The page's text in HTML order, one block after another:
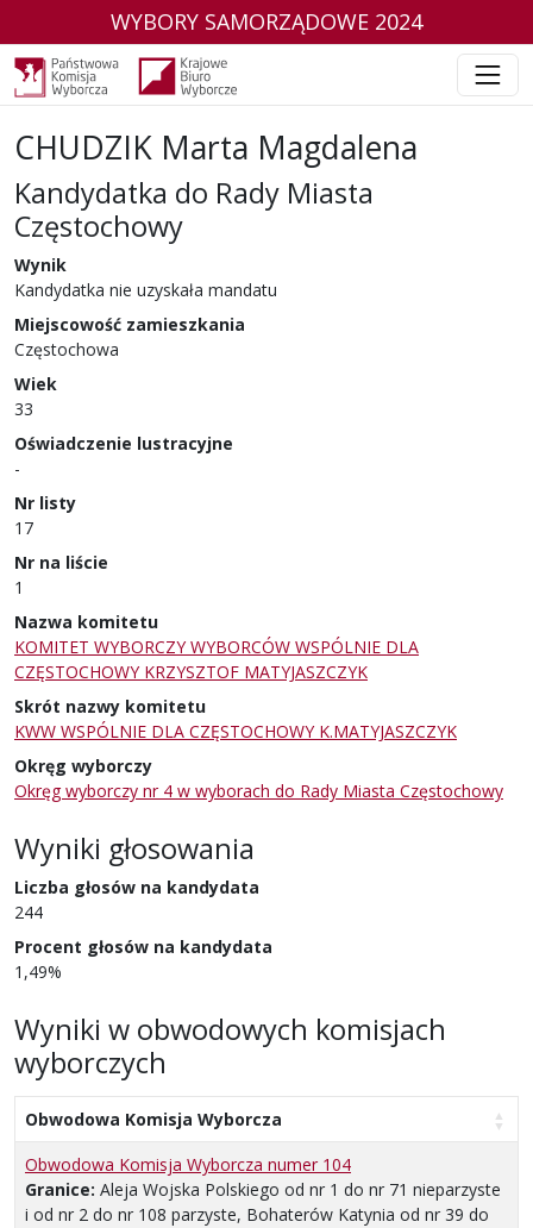
WYBORY SAMORZĄDOWE 2024
CHUDZIK Marta Magdalena
Kandydatka do Rady Miasta
Częstochowy
w wyborach samorządowych w 2024 r.
Wynik
Kandydatka nie uzyskała mandatu
Miejscowość zamieszkania
Częstochowa
Wiek
33
Oświadczenie lustracyjne
-
Nr listy
17
Nr na liście
1
Nazwa komitetu
KOMITET WYBORCZY WYBORCÓW WSPÓLNIE DLA
CZĘSTOCHOWY KRZYSZTOF MATYJASZCZYK
Skrót nazwy komitetu
KWW WSPÓLNIE DLA CZĘSTOCHOWY K.MATYJASZCZYK
Okręg wyborczy
Okręg wyborczy nr 4 w wyborach do Rady Miasta Częstochowy
Wyniki głosowania
Liczba głosów na kandydata
244
Procent głosów na kandydata
1,49%
Wyniki w obwodowych komisjach
wyborczych
Obwodowa Komisja Wyborcza
Obwodowa Komisja Wyborcza numer 104
Granice: Aleja Wojska Polskiego od nr 1 do nr 71 nieparzyste
i od nr 2 do nr 108 parzyste, Bohaterów Katynia od nr 39 do